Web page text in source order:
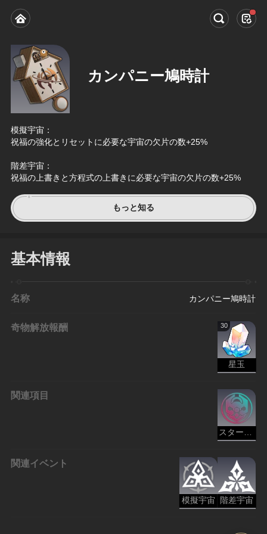
カンパニー鳩時計
模擬宇宙：
祝福の強化とリセットに必要な宇宙の欠片の数+25%
階差宇宙：
祝福の上書きと方程式の上書きに必要な宇宙の欠片の数+25%
もっと知る
基本情報
名称 カンパニー鳩時計
奇物解放報酬 30
星玉
関連項目
スターピースカンパニー - 存護
関連イベント
模擬宇宙 階差宇宙